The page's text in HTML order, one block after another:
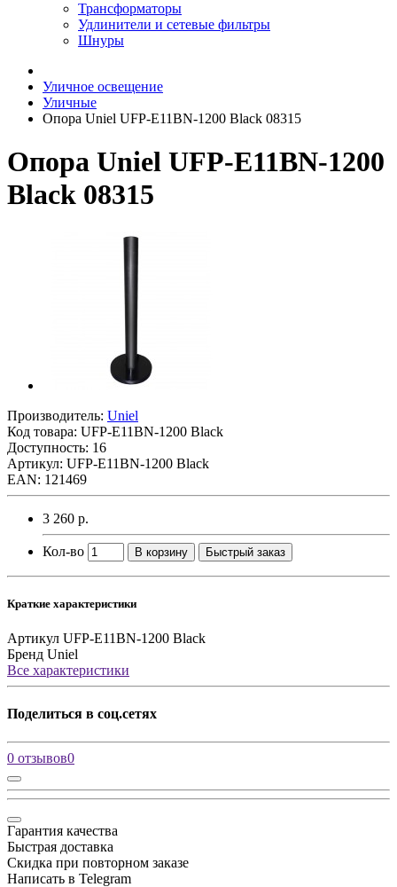
Трансформаторы
Удлинители и сетевые фильтры
Шнуры
Уличное освещение
Уличные
Опора Uniel UFP-E11BN-1200 Black 08315
Опора Uniel UFP-E11BN-1200
Black 08315
Производитель: Uniel
Код товара: UFP-E11BN-1200 Black
Доступность: 16
Артикул: UFP-E11BN-1200 Black
EAN: 121469
3 260 р.
Кол-во В корзину Быстрый заказ
Краткие характеристики
Артикул UFP-E11BN-1200 Black
Бренд Uniel
Все характеристики
Поделиться в соц.сетях
0 отзывов0
Гарантия качества
Быстрая доставка
Скидка при повторном заказе
Написать в Telegram